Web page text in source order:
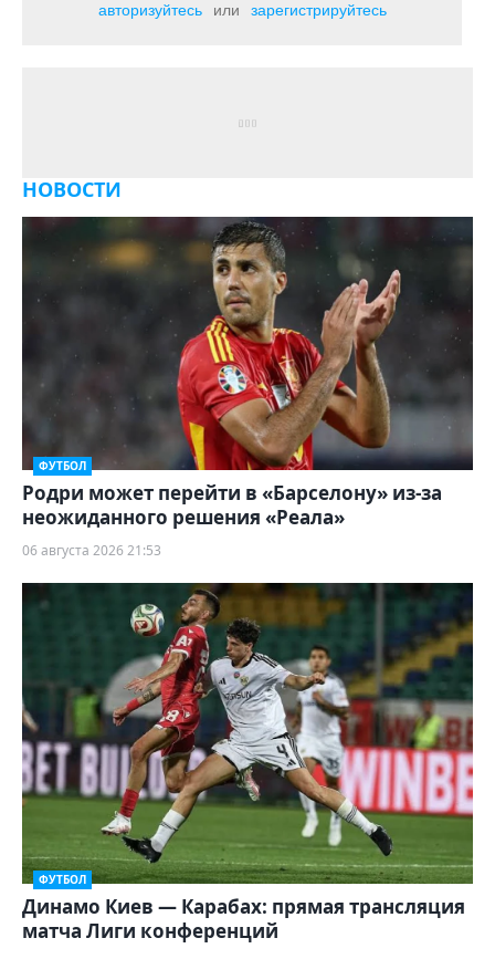
авторизуйтесь
или зарегистрируйтесь
НОВОСТИ
ФУТБОЛ
Родри может перейти в «Барселону» из-за
неожиданного решения «Реала»
06 августа 2026 21:53
ФУТБОЛ
Динамо Киев — Карабах: прямая трансляция
матча Лиги конференций